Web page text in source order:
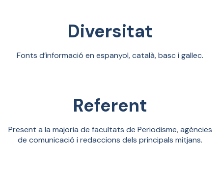
Diversitat
Fonts d’informació en espanyol, català, basc i gallec.
Referent
Present a la majoria de facultats de Periodisme, agències
de comunicació i redaccions dels principals mitjans.